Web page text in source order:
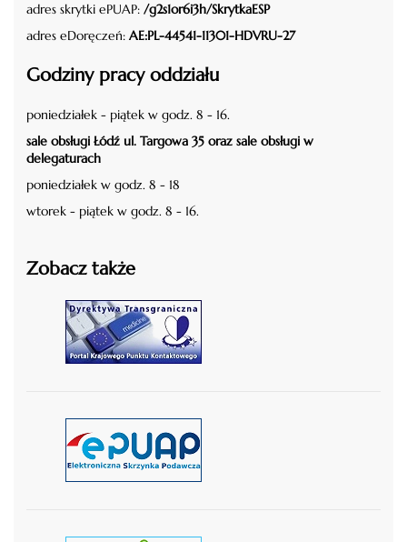
adres skrytki ePUAP: /g2s1or6i3h/SkrytkaESP
adres eDoręczeń: AE:PL-44541-11301-HDVRU-27
Godziny pracy oddziału
poniedziałek - piątek w godz. 8 - 16.
sale obsługi Łódź ul. Targowa 35 oraz sale obsługi w
delegaturach
poniedziałek w godz. 8 - 18
wtorek - piątek w godz. 8 - 16.
Zobacz także
czytaj więcej
czytaj więcej